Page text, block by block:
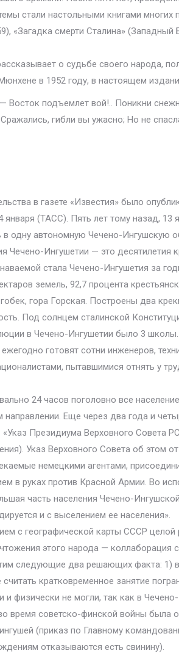
стали настольными книгами
«Загадка смерти Сталина»
о судьбе своего народа,
в 1952 году, в настоящем
Восток подъемлет вой!.. Поникни
гибли вы ужасно; Но не
в газете «Известия» было
(ТАСС). Пять лет тому назад,
одну автономную Чечено-Ингушскую
Чечено-Ингушетии — это
стала Чечено-Ингушетия за
земель, 92,7 процента
гора Горская. Построены два
Под солнцем сталинской
в Чечено-Ингушетии было 3
готовят сотни инженеров,
пытавшимися отнять у
24 часов поголовно все
Еще через два года и
Президиума Верховного Совета
Указ Верховного Совета об этом
немецкими агентами,
в руках против Красной Армии. Во
часть населения Чечено-
и с выселением ее населения».
с географической карты СССР
этого народа —
следующие два решающих факта: 1)
кратковременное занятие
физически не могли, так как в
время советско-финской войны была
(приказ по Главному
отказываются есть свинину).